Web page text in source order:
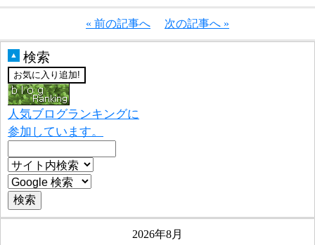
« 前の記事へ 次の記事へ »
▲ 検索
人気ブログランキングに
参加しています。
2026年8月